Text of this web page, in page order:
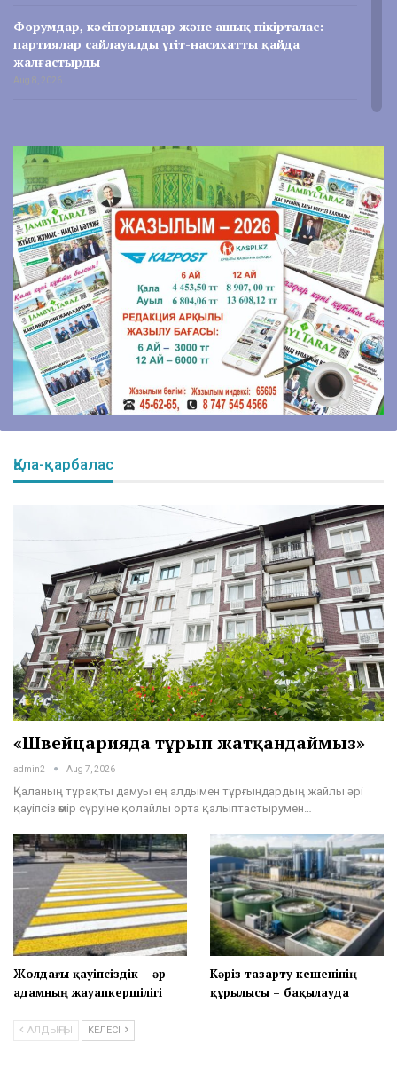
Форумдар, кәсіпорындар және ашық пікірталас:
партиялар сайлауалды үгіт-насихатты қайда
жалғастырды
Aug 8, 2026
Aug 8, 2026
Өз сайлау учаскеңізді қалай оңай табуға болады?
Aug 7, 2026
Партиялар өңірлердегі сайлауалды жұмысын
жалғастырып жатыр
Aug 7, 2026
Сайлауалды күнтәртібі өңірлердің сұранысы негізінде
қалыптасып жатыр
Aug 7, 2026
Свыше 1900 ИИ-фильмов из более чем 90 стран
Таза Қазақстанды өзіміз қалыптастырамыз
Таза Қазақстан – ел болашағы
МӘМС: Тараз нейрохирургтері бірегей операция
жасады
Aug 7, 2026
ТМД байқаушылар миссиясы өз жұмысын бастады
Aug 7, 2026
Адамзаттың алыбы
Жақсы сөз жарым ырыс
Aug 7, 2026
Қызметке адал болу – көркем мінездің көрінісі
Aug 7, 2026
Кешірімділік — кеңдіктің белгісі
Aug 7, 2026
Қайтарылған активтер – ауыл тұрғындарының
игілігіне: Мойынқұмда ауыз су жүйесі жаңғыртылуда
Қала-қарбалас
«Швейцарияда тұрып жатқандаймыз»
admin2 Aug 7, 2026
Қаланың тұрақты дамуы ең алдымен тұрғындардың жайлы әрі
қауіпсіз өмір сүруіне қолайлы орта қалыптастырумен…
Жолдағы қауіпсіздік – әр
адамның жауапкершілігі
Кәріз тазарту кешенінің
құрылысы – бақылауда
АЛДЫҢҒЫ КЕЛЕСІ